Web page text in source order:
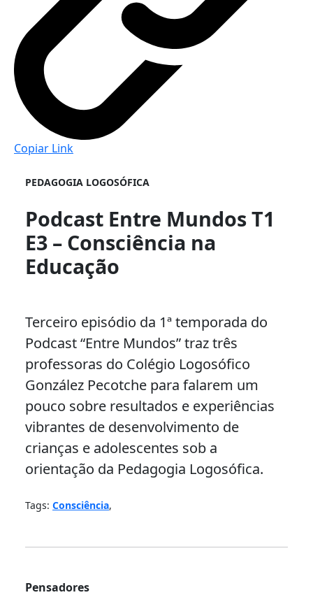
Copiar Link
PEDAGOGIA LOGOSÓFICA
Podcast Entre Mundos T1
E3 – Consciência na
Educação
Terceiro episódio da 1ª temporada do
Podcast “Entre Mundos” traz três
professoras do Colégio Logosófico
González Pecotche para falarem um
pouco sobre resultados e experiências
vibrantes de desenvolvimento de
crianças e adolescentes sob a
orientação da Pedagogia Logosófica.
Tags: Consciência,
Pensadores